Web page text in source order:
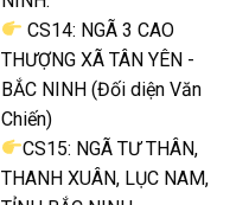
CS14: NGÃ 3 CAO
THƯỢNG XÃ TÂN YÊN -
BẮC NINH (Đối diện Văn
Chiến)
CS15: NGÃ TƯ THÂN,
THANH XUÂN, LỤC NAM,